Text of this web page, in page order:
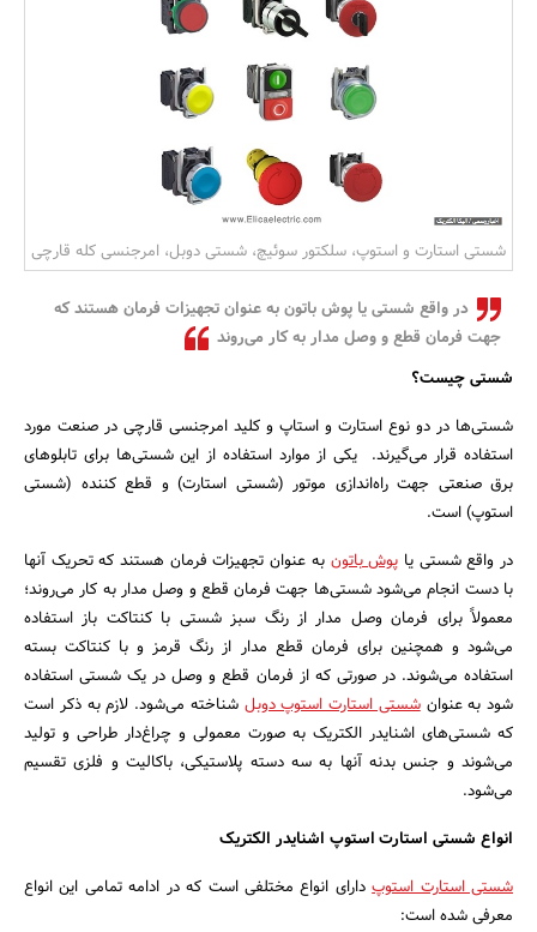
بانک، بیمه و سرمایه
جستجو
شستی استارت و استوپ، سلکتور سوئیچ، شستی دوبل، امرجنسی کله قارچی
در واقع شستی یا پوش باتون به عنوان تجهیزات فرمان هستند که
جهت فرمان قطع و وصل مدار به کار می‌روند
شستی چیست؟
شستی‌ها در دو نوع استارت و استاپ و کلید امرجنسی قارچی در صنعت مورد
استفاده قرار می‌گیرند. یکی از موارد استفاده از این شستی‌ها برای تابلوهای
برق صنعتی جهت راه‌اندازی موتور (شستی استارت) و قطع کننده (شستی
استوپ) است.
در واقع شستی یا پوش باتون به عنوان تجهیزات فرمان هستند که تحریک آنها
با دست انجام می‌شود شستی‌ها جهت فرمان قطع و وصل مدار به کار می‌روند؛
معمولاً برای فرمان وصل مدار از رنگ سبز شستی با کنتاکت باز استفاده
می‌شود و همچنین برای فرمان قطع مدار از رنگ قرمز و با کنتاکت بسته
استفاده می‌شوند. در صورتی که از فرمان قطع و وصل در یک شستی استفاده
شود به عنوانشستی استارت استوپ دوبل شناخته می‌شود. لازم به ذکر است
که شستی‌های اشنایدر الکتریک به صورت معمولی و چراغ‌دار طراحی و تولید
می‌شوند و جنس بدنه آنها به سه دسته پلاستیکی، باکالیت و فلزی تقسیم
می‌شود.
انواع شستی استارت استوپ اشنایدر الکتریک
شستی استارت استوپدارای انواع مختلفی است که در ادامه تمامی این انواع
معرفی شده است: